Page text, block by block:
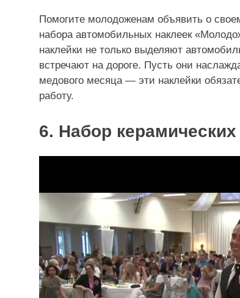
Помогите молодоженам объявить о
набора автомобильных наклеек
наклейки не только выделяют
встречают на дороге. Пусть они
медового месяца — эти наклейки
работу.
6. Набор